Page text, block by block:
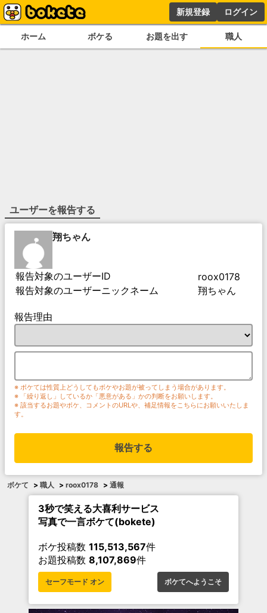
新規登録 ログイン
ホーム ボケる お題を出す 職人
ユーザーを報告する
翔ちゃん
報告対象のユーザーID
roox0178
報告対象のユーザーニックネーム
翔ちゃん
報告理由
※ ボケては性質上どうしてもボケやお題が被ってしまう場合があります。
※ 「繰り返し」しているか「悪意がある」かの判断をお願いします。
※ 該当するお題やボケ、コメントのURLや、補足情報をこちらにお願いいたしま
す。
報告する
ボケて > 職人 > roox0178 > 通報
3秒で笑える大喜利サービス
写真で一言ボケて(bokete)
ボケ投稿数 115,513,567件
お題投稿数 8,107,869件
セーフモード オン ボケてへようこそ